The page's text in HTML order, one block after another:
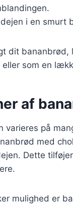
i en smurt
dit
som en
af
varieres på
med
Dette
mulighed er